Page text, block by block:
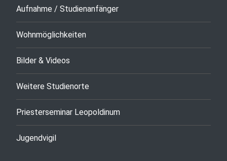
Aufnahme / Studienanfänger
Wohnmöglichkeiten
Bilder & Videos
Weitere Studienorte
Priesterseminar Leopoldinum
Jugendvigil